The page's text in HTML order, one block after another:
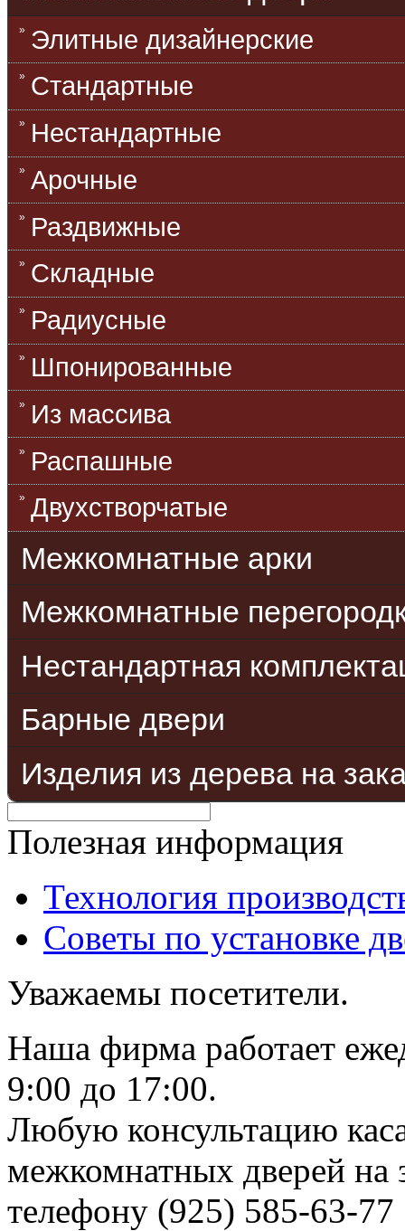
Элитные дизайнерские
Стандартные
Нестандартные
Арочные
Раздвижные
Складные
Радиусные
Шпонированные
Из массива
Распашные
Двухстворчатые
Межкомнатные арки
Межкомнатные
Нестандартная
Барные двери
Изделия из дерева на
Полезная информация
Технология
Советы по установке
Уважаемы посетители.
Наша фирма работает
9:00 до 17:00.
Любую консультацию
межкомнатных дверей на
телефону (925) 585-63-77